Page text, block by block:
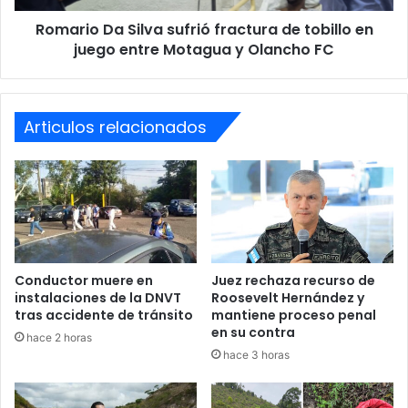
Congreso Nacional técnicos
juego
entreRomario Da Silva sufrió fractura de tobillo en
juego entre Motagua y Olancho FC
Articulos relacionados
Conductor muere en
instalaciones de la DNVT
tras accidente de tránsito
hace 2 horas
Juez rechaza recurso de
Roosevelt Hernández y
mantiene proceso penal
en su contra
hace 3 horas